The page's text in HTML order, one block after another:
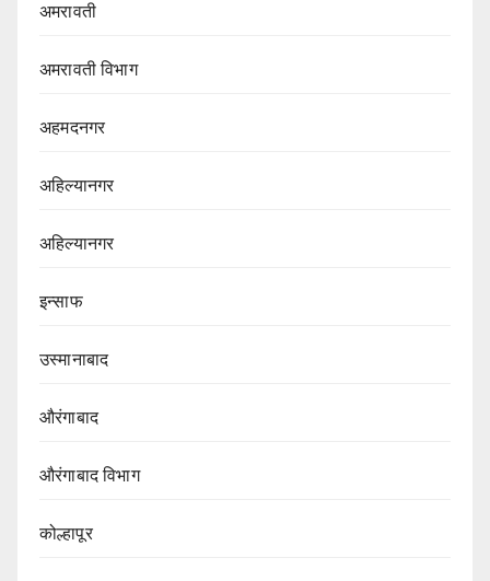
अमरावती
अमरावती विभाग‌
अहमदनगर
अहिल्यानगर
अहिल्यानगर
इन्साफ
उस्मानाबाद
औरंगाबाद
औरंगाबाद विभाग‌
कोल्हापूर